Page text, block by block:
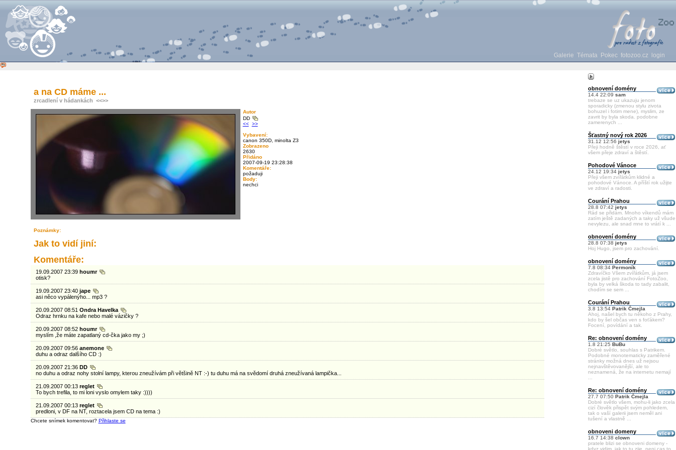
Galerie Témata Pokec fotozoo.cz login
obnovení domény
14.4 22:09 sam
trebaze se uz ukazuju jenom
sporadicky (zmenou stylu zivota
bohuzel i fotim mene), myslim, ze
zavrit by byla skoda. podobne
zamerenych ...
Šťastný nový rok 2026
31.12 12:56 jetys
Přeji hodně štěstí v roce 2026, ať
všem přeje zdraví a štěstí.
Pohodové Vánoce
24.12 19:34 jetys
Přeji všem zvířátkům klidné a
pohodové Vánoce. A příští rok užijte
ve zdraví a radosti.
Courání Prahou
28.8 07:42 jetys
Rád se přidám. Mnoho víkendů mám
zatím ještě zadaných a taky už všude
nevylezu, ale snad mne to vrátí k ...
obnovení domény
28.8 07:38 jetys
Hoj Hugo, jsem pro zachování.
obnovení domény
7.8 08:34 Permoník
Zdravíčko Všem zvířátkům, já jsem
zcela jistě pro zachování FotoZoo,
byla by velká škoda to tady zabalit,
chodím se sem ...
Courání Prahou
3.8 13:54 Patrik Čmejla
Ahoj, našel bych tu někoho z Prahy,
kdo by šel občas ven s foťákem?
Focení, povídání a tak.
Re: obnovení domény
1.8 21:25 BuBu
Dobré světlo, souhlas s Patrikem.
Podobné monotematicky zaměřené
stránky možná dnes už nejsou
nejnavštěvovanější, ale to
neznamená, že na internetu nemají
Re: obnovení domény
27.7 07:50 Patrik Čmejla
Dobré světlo všem, mohu-li jako zcela
cizí člověk přispět svým pohledem,
tak o vaší galerii jsem neměl ani
tušení a vlastně ...
obnoveni domeny
16.7 14:38 clown
pratele blizi se obnoveni domeny -
kdyz vidim, jak to tu zije, neni cas to
a na CD máme ...
zrcadlení v hádankách <<>>
Autor
DD
<< >>
Vybavení:
canon 350D, minolta Z3
Zobrazeno
2630
Přidáno
2007-09-19 23:28:38
Komentáře:
požaduji
Body:
nechci
Poznámky:
Jak to vidí jiní:
Komentáře:
19.09.2007 23:39 houmr
otisk?
19.09.2007 23:40 jape
asi něco vypálenýho... mp3 ?
20.09.2007 08:51 Ondra Havelka
Odraz hrnku na kafe nebo malé vázičky ?
20.09.2007 08:52 houmr
myslím ,že máte zapatlaný cd-čka jako my ;)
20.09.2007 09:56 anemone
duhu a odraz dalšího CD :)
20.09.2007 21:36 DD
no duhu a odraz nohy stolní lampy, kterou zneužívám při většině NT :-) tu duhu má na svědomí druhá zneužívaná lampička...
21.09.2007 00:13 reglet
To bych trefila, to mi loni vyslo omylem taky :))))
21.09.2007 00:13 reglet
predloni, v DF na NT, roztacela jsem CD na tema :)
Chcete snímek komentovat? Přihlaste se